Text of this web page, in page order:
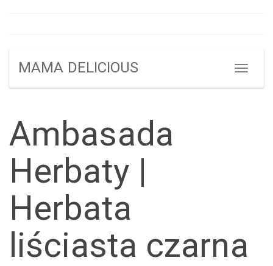
MAMA DELICIOUS
Ambasada
Herbaty |
Herbata
liściasta czarna